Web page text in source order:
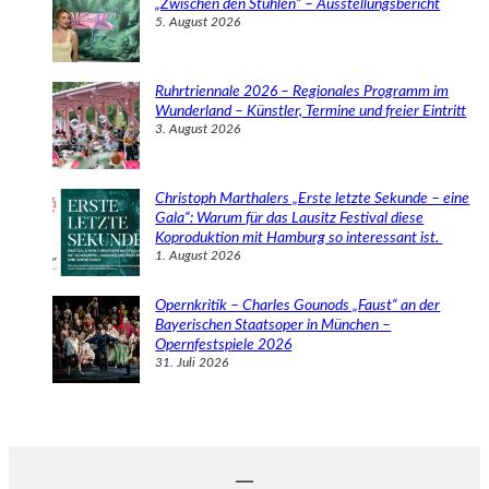
„Zwischen den Stühlen“ – Ausstellungsbericht
5. August 2026
Ruhrtriennale 2026 – Regionales Programm im
Wunderland – Künstler, Termine und freier Eintritt
3. August 2026
Christoph Marthalers „Erste letzte Sekunde – eine
Gala“: Warum für das Lausitz Festival diese
Koproduktion mit Hamburg so interessant ist.
1. August 2026
Opernkritik – Charles Gounods „Faust“ an der
Bayerischen Staatsoper in München –
Opernfestspiele 2026
31. Juli 2026